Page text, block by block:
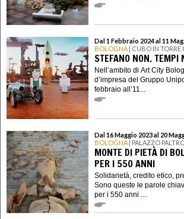
Dal 1 Febbraio 2024 al 11
BOLOGNA | CUBO IN TORRE
STEFANO NON. TEMPI
Nell’ambito di Art City
d’impresa del Gruppo
febbraio all’11...
Dal 16 Maggio 2023 al 20
BOLOGNA | PALAZZO
MONTE DI PIETÀ DI
PER I 550 ANNI
Solidarietà, credito etico,
Sono queste le parole
per i 550 anni ...